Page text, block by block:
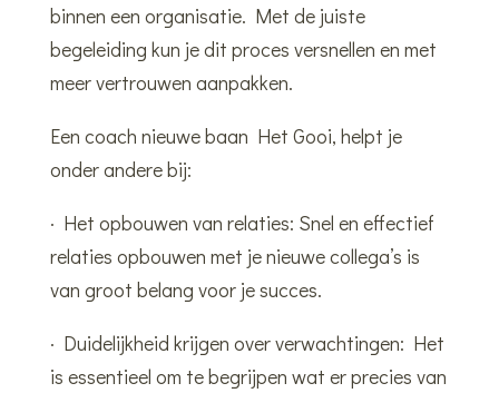
binnen een organisatie. Met de juiste
begeleiding kun je dit proces versnellen en met
meer vertrouwen aanpakken.
Een coach nieuwe baan Het Gooi, helpt je
onder andere bij:
· Het opbouwen van relaties: Snel en effectief
relaties opbouwen met je nieuwe collega’s is
van groot belang voor je succes.
· Duidelijkheid krijgen over verwachtingen: Het
is essentieel om te begrijpen wat er precies van